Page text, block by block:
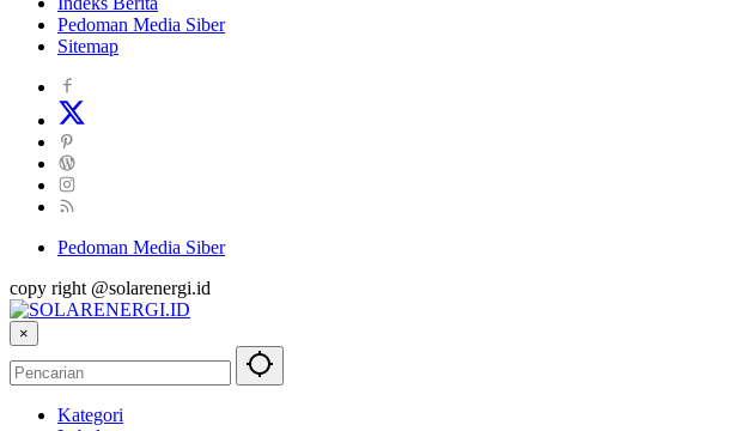
Pedoman Media Siber
Sitemap
Pedoman Media Siber
copy right @solarenergi.id
×
Kategori